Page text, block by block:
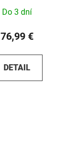
Do 3 dní
76,99 €
DETAIL